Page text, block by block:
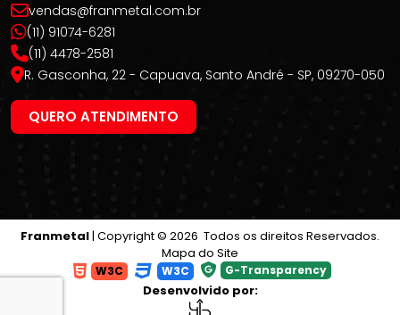
vendas@franmetal.com.br
(11) 91074-6281
(11) 4478-2581
R. Gasconha, 22 - Capuava, Santo André - SP, 09270-050
QUERO ATENDIMENTO
Franmetal| Copyright © 2026 Todos os direitos Reservados.
Mapa do Site
W3C W3C G-Transparency
Desenvolvido por: